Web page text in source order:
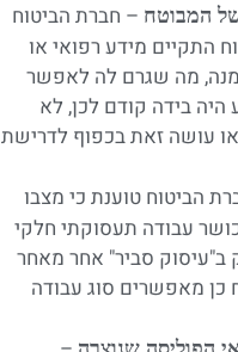
המבוטח – חברת הביטוח
התקיים מידע רפואי או
מה שגרם לה לאפשר
בידה קודם לכן, לא
עושה זאת בכפוף לדרישת
הביטוח טוענת כי מצבו
עבודה תעסוקתי חלקי
ב"עיסוק סביר" אחר מאחר
כן מאפשרים סוג עבודה